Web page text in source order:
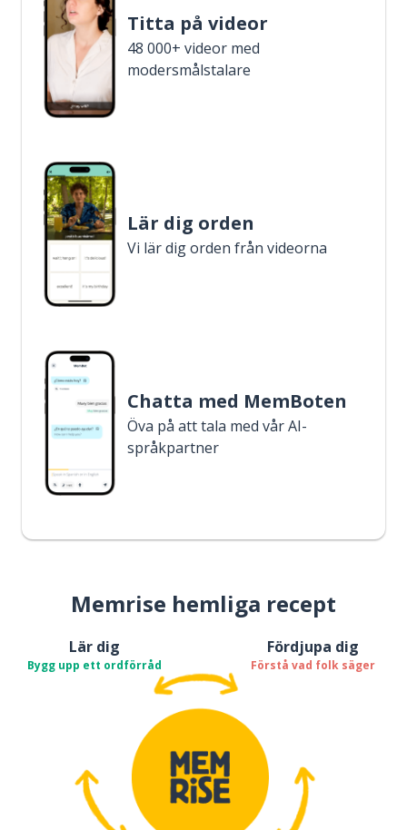
Titta på videor
48 000+ videor med
modersmålstalare
Lär dig orden
Vi lär dig orden från videorna
Chatta med MemBoten
Öva på att tala med vår AI-
språkpartner
Memrise hemliga recept
Lär dig
Bygg upp ett ordförråd
Fördjupa dig
Förstå vad folk säger